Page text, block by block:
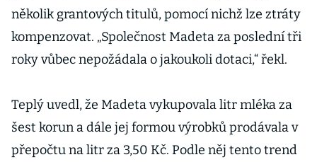
několik grantových titulů, pomocí nichž lze ztráty
kompenzovat. „Společnost Madeta za poslední tři
roky vůbec nepožádala o jakoukoli dotaci,“ řekl.
Teplý uvedl, že Madeta vykupovala litr mléka za
šest korun a dále jej formou výrobků prodávala v
přepočtu na litr za 3,50 Kč. Podle něj tento trend